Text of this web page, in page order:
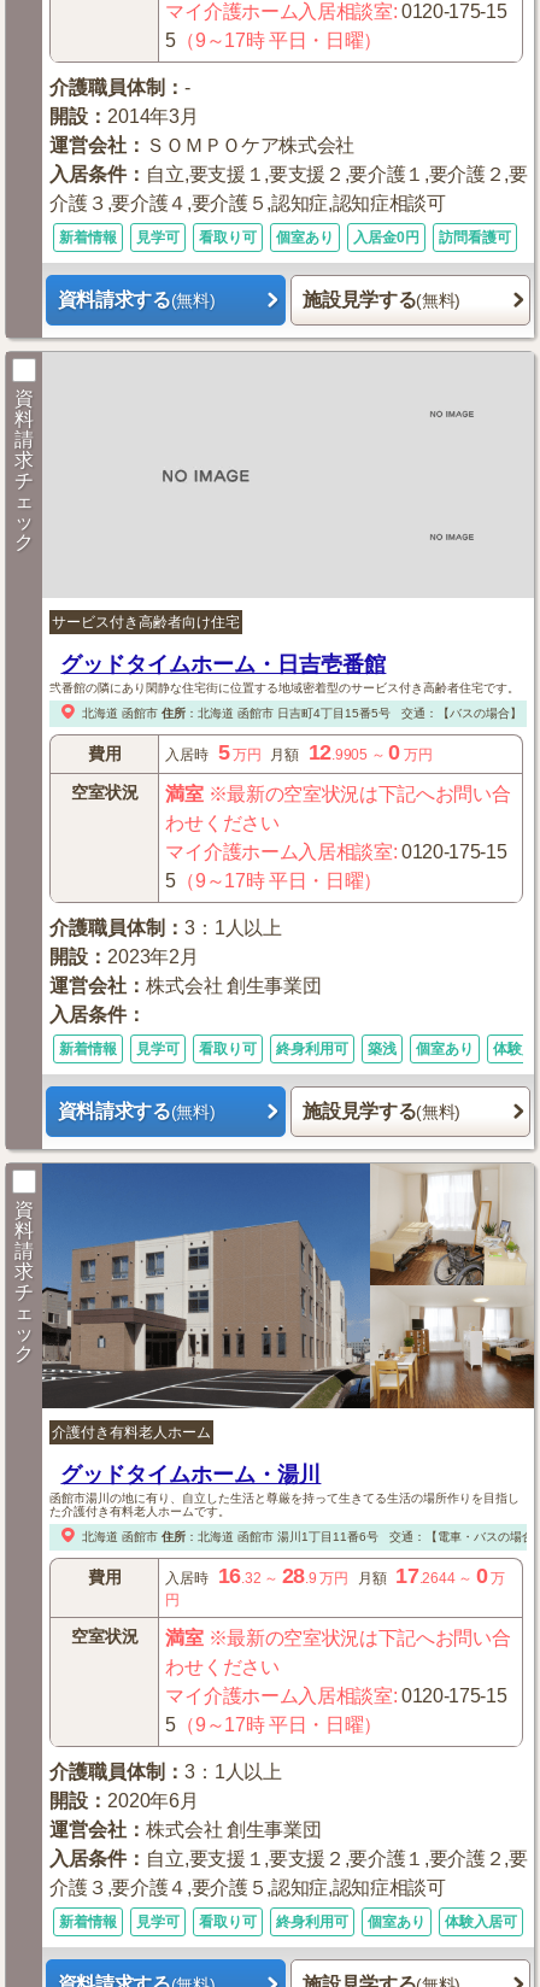
マイ介護ホーム入居相談室:0120-175-15
5 （9～17時 平日・日曜）
介護職員体制 ：-
開設 ：2014年3月
運営会社 ： ＳＯＭＰＯケア株式会社
入居条件： 自立,要支援１,要支援２,要介護１,要介護２,要
介護３,要介護４,要介護５,認知症,認知症相談可
新着情報 見学可 看取り可 個室あり 入居金0円 訪問看護可
資料請求する(無料) 施設見学する(無料)
資
料
請
求
チ
ェ
ッ
ク
サービス付き高齢者向け住宅
グッドタイムホーム・日吉壱番館
弐番館の隣にあり閑静な住宅街に位置する地域密着型のサービス付き高齢者住宅です。
北海道 函館市 住所： 北海道 函館市日吉町4丁目15番5号 交通：【バスの場合】
費用 入居時 5万円 月額 12 .9905 ～0 万円
空室状況 満室※最新の空室状況は下記へお問い合
わせください
マイ介護ホーム入居相談室:0120-175-15
5 （9～17時 平日・日曜）
介護職員体制 ：3：1人以上
開設 ： 2023年2月
運営会社 ：株式会社 創生事業団
入居条件：
新着情報 見学可 看取り可 終身利用可 築浅 個室あり 体験入
資料請求する(無料) 施設見学する(無料)
資
料
請
求
チ
ェ
ッ
ク
介護付き有料老人ホーム
グッドタイムホーム・湯川
函館市湯川の地に有り、自立した生活と尊厳を持って生きてる生活の場所作りを目指し
た介護付き有料老人ホームです。
北海道 函館市 住所： 北海道 函館市湯川1丁目11番6号 交通：【電車・バスの場合
費用 入居時 16.32 ～ 28.9 万円 月額 17.2644～ 0万
円
空室状況 満室※最新の空室状況は下記へお問い合
わせください
マイ介護ホーム入居相談室:0120-175-15
5 （9～17時 平日・日曜）
介護職員体制 ：3：1人以上
開設 ： 2020年6月
運営会社 ：株式会社 創生事業団
入居条件： 自立,要支援１,要支援２,要介護１,要介護２,要
介護３,要介護４,要介護５,認知症,認知症相談可
新着情報 見学可 看取り可 終身利用可 個室あり 体験入居可